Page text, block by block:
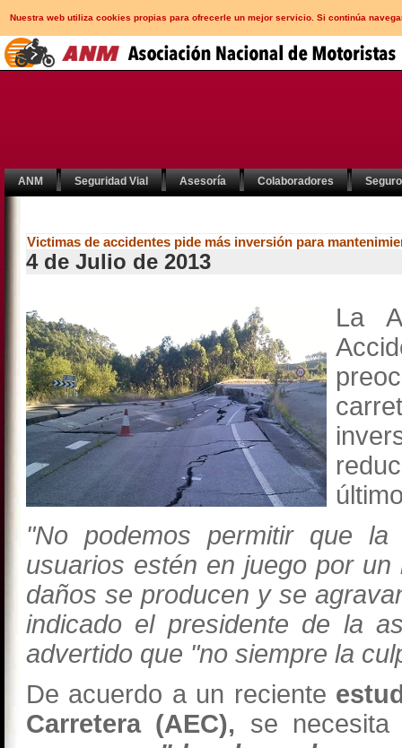
Nuestra web utiliza cookies propias para ofrecerle un mejor servicio. Si continúa
ANM Seguridad Vial Asesoría Colaboradores
Victimas de accidentes pide más inversión para
4 de Julio de 2013
La
"No podemos permitir que
usuarios estén en juego por
daños se producen y se
indicado el presidente de la
advertido que "no siempre la
De acuerdo a un reciente
Carretera (AEC), se